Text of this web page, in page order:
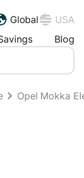
Global
USA
Blog
Opel Mokka